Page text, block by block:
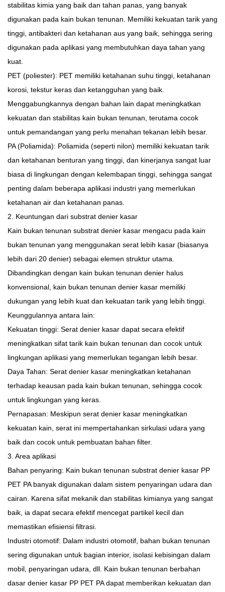
stabilitas kimia yang baik dan tahan panas, yang banyak
digunakan pada kain bukan tenunan. Memiliki kekuatan tarik yang
tinggi, antibakteri dan ketahanan aus yang baik, sehingga sering
digunakan pada aplikasi yang membutuhkan daya tahan yang
kuat.
PET (poliester): PET memiliki ketahanan suhu tinggi, ketahanan
korosi, tekstur keras dan ketangguhan yang baik.
Menggabungkannya dengan bahan lain dapat meningkatkan
kekuatan dan stabilitas kain bukan tenunan, terutama cocok
untuk pemandangan yang perlu menahan tekanan lebih besar.
PA (Poliamida): Poliamida (seperti nilon) memiliki kekuatan tarik
dan ketahanan benturan yang tinggi, dan kinerjanya sangat luar
biasa di lingkungan dengan kelembapan tinggi, sehingga sangat
penting dalam beberapa aplikasi industri yang memerlukan
ketahanan air dan ketahanan panas.
2. Keuntungan dari substrat denier kasar
Kain bukan tenunan substrat denier kasar mengacu pada kain
bukan tenunan yang menggunakan serat lebih kasar (biasanya
lebih dari 20 denier) sebagai elemen struktur utama.
Dibandingkan dengan kain bukan tenunan denier halus
konvensional, kain bukan tenunan denier kasar memiliki
dukungan yang lebih kuat dan kekuatan tarik yang lebih tinggi.
Keunggulannya antara lain:
Kekuatan tinggi: Serat denier kasar dapat secara efektif
meningkatkan sifat tarik kain bukan tenunan dan cocok untuk
lingkungan aplikasi yang memerlukan tegangan lebih besar.
Daya Tahan: Serat denier kasar meningkatkan ketahanan
terhadap keausan pada kain bukan tenunan, sehingga cocok
untuk lingkungan yang keras.
Pernapasan: Meskipun serat denier kasar meningkatkan
kekuatan kain, serat ini mempertahankan sirkulasi udara yang
baik dan cocok untuk pembuatan bahan filter.
3. Area aplikasi
Bahan penyaring: Kain bukan tenunan substrat denier kasar PP
PET PA banyak digunakan dalam sistem penyaringan udara dan
cairan. Karena sifat mekanik dan stabilitas kimianya yang sangat
baik, ia dapat secara efektif mencegat partikel kecil dan
memastikan efisiensi filtrasi.
Industri otomotif: Dalam industri otomotif, bahan bukan tenunan
sering digunakan untuk bagian interior, isolasi kebisingan dalam
mobil, penyaringan udara, dll. Kain bukan tenunan berbahan
dasar denier kasar PP PET PA dapat memberikan kekuatan dan